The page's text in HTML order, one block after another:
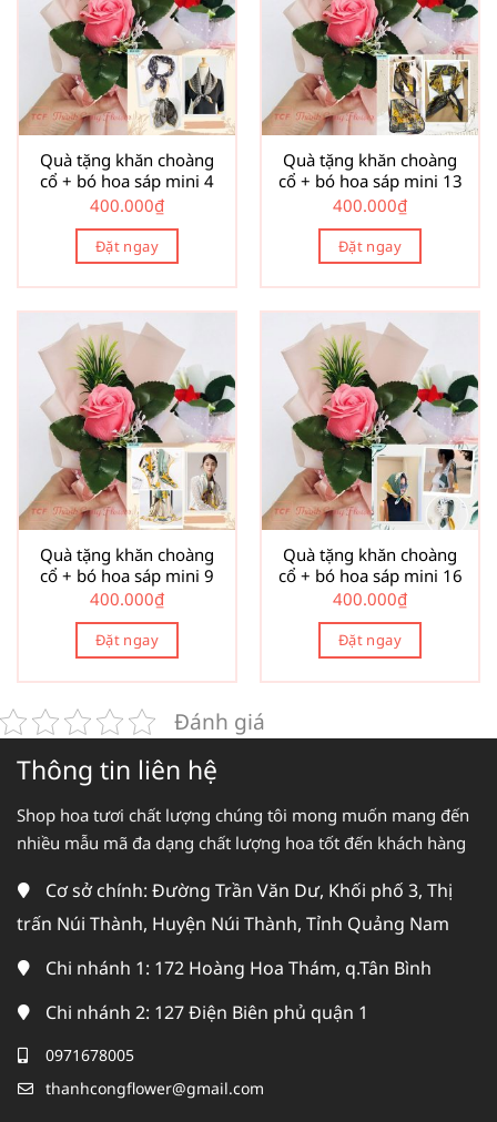
Quà tặng khăn choàng
cổ + bó hoa sáp mini 4
400.000₫
Đặt ngay
Quà tặng khăn choàng
cổ + bó hoa sáp mini 13
400.000₫
Đặt ngay
Quà tặng khăn choàng
cổ + bó hoa sáp mini 9
400.000₫
Đặt ngay
Quà tặng khăn choàng
cổ + bó hoa sáp mini 16
400.000₫
Đặt ngay
Đánh giá
Thông tin liên hệ
Shop hoa tươi chất lượng chúng tôi mong muốn mang đến
nhiều mẫu mã đa dạng chất lượng hoa tốt đến khách hàng
Cơ sở chính: Đường Trần Văn Dư, Khối phố 3, Thị
trấn Núi Thành, Huyện Núi Thành, Tỉnh Quảng Nam
Chi nhánh 1: 172 Hoàng Hoa Thám, q.Tân Bình
Chi nhánh 2: 127 Điện Biên phủ quận 1
0971678005
thanhcongflower@gmail.com